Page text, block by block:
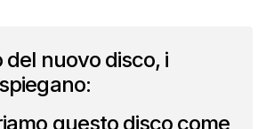
del nuovo disco, i
questo disco come